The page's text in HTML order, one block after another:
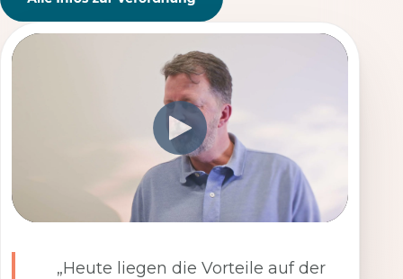
„Heute liegen die Vorteile auf der